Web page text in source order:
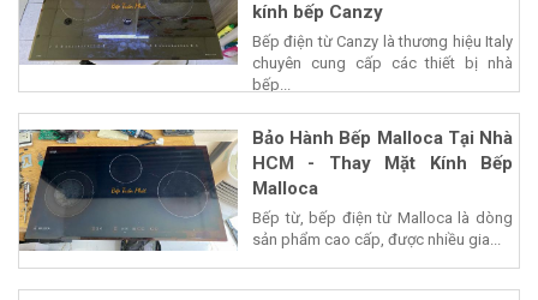
kính bếp Canzy
Bếp điện từ Canzy là thương hiệu Italy
chuyên cung cấp các thiết bị nhà
bếp...
Bảo Hành Bếp Malloca Tại Nhà
HCM - Thay Mặt Kính Bếp
Malloca
Bếp từ, bếp điện từ Malloca là dòng
sản phẩm cao cấp, được nhiều gia...